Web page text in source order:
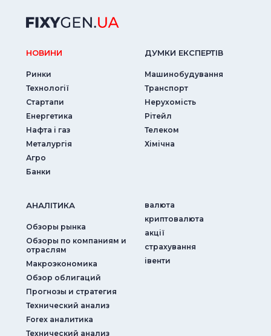
НОВИНИ
Ринки
Технології
Стартапи
Енергетика
Нафта і газ
Металургія
Агро
Банки
ДУМКИ ЕКСПЕРТIВ
Машинобудування
Транспорт
Нерухомість
Рітейл
Телеком
Хімічна
АНАЛIТИКА
Обзоры рынка
Обзоры по компаниям и
отраслям
Макроэкономика
Обзор облигаций
Прогнозы и стратегия
Технический анализ
Forex аналитика
Технический анализ
валюта
криптовалюта
акції
страхування
iвенти